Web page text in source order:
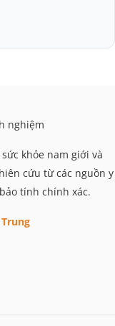
nghiệm
sức khỏe nam giới và
cứu từ các nguồn y
tính chính xác.